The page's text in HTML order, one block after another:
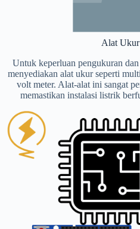
Alat
Untuk keperluan pengukuran
menyediakan alat ukur seperti
volt meter. Alat-alat ini sangat
memastikan instalasi listrik